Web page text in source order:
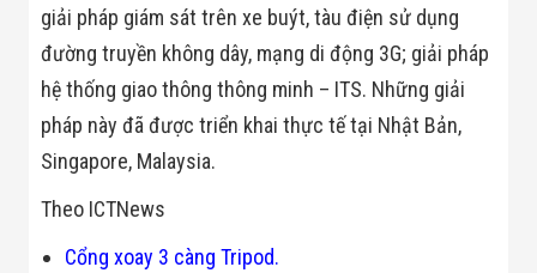
Vết Nứt Sản
Phẩm
Máy Kiểm Tra
Bo Mạch Điện
Tử
Súng Bắn
giải pháp giám sát trên xe buýt, tàu điện sử dụng
đường truyền không dây, mạng di động 3G; giải pháp
hệ thống giao thông thông minh – ITS. Những giải
pháp này đã được triển khai thực tế tại Nhật Bản,
Singapore, Malaysia.
Theo ICTNews
Cổng xoay 3 càng Tripod.